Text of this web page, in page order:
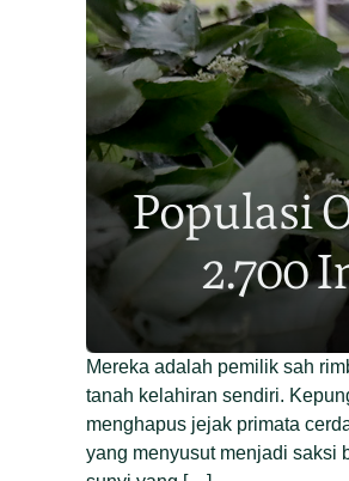
Mereka adalah pemilik sah
tanah kelahiran sendiri.
menghapus jejak primata
yang menyusut menjadi saksi